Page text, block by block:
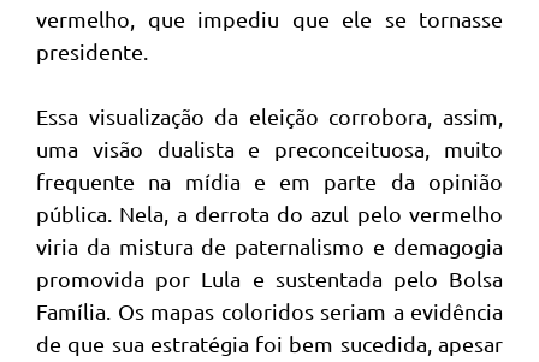
vermelho, que impediu que ele se tornasse
presidente.
Essa visualização da eleição corrobora, assim,
uma visão dualista e preconceituosa, muito
frequente na mídia e em parte da opinião
pública. Nela, a derrota do azul pelo vermelho
viria da mistura de paternalismo e demagogia
promovida por Lula e sustentada pelo Bolsa
Família. Os mapas coloridos seriam a evidência
de que sua estratégia foi bem sucedida, apesar